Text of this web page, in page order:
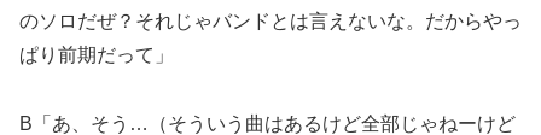
のソロだぜ？それじゃバンドとは言えないな。だからやっ
ぱり前期だって」
B「あ、そう…（そういう曲はあるけど全部じゃねーけど